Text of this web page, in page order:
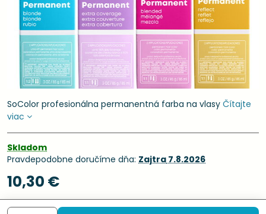
SoColor profesionálna permanentná farba na vlasy Čítajte
viac
Skladom
Pravdepodobne doručíme dňa: Zajtra7.8.2026
10,30 €